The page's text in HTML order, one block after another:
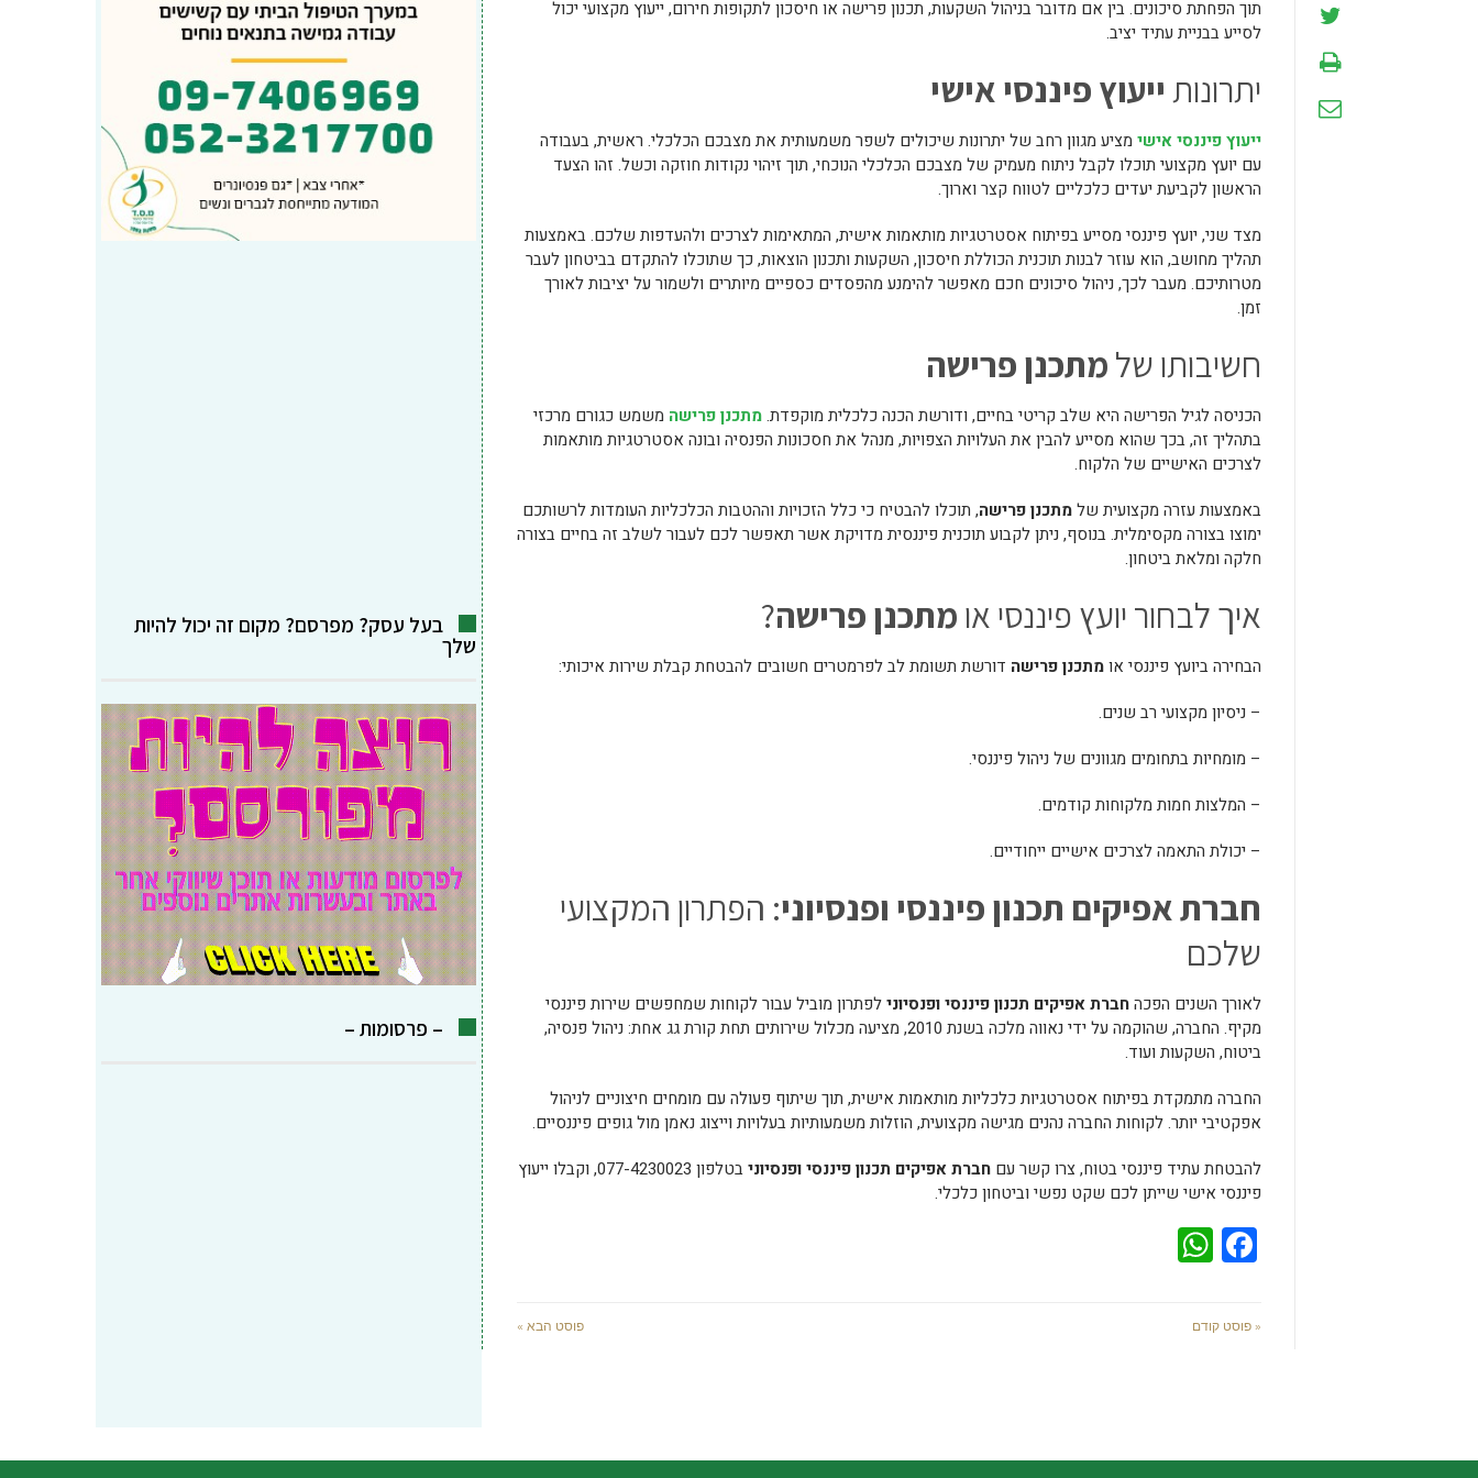
תוך הפחתת סיכונים. בין אם מדובר בניהול השקעות, תכנון פרישה או חיסכון לתקופות חירום, ייעוץ מקצועי יכול
לסייע בבניית עתיד יציב.
יתרונותייעוץ פיננסי אישי
ייעוץ פיננסי אישי מציע מגוון רחב של יתרונות שיכולים לשפר משמעותית את מצבכם הכלכלי. ראשית, בעבודה
עם יועץ מקצועי תוכלו לקבל ניתוח מעמיק של מצבכם הכלכלי הנוכחי, תוך זיהוי נקודות חוזקה וכשל. זהו הצעד
הראשון לקביעת יעדים כלכליים לטווח קצר וארוך.
מצד שני, יועץ פיננסי מסייע בפיתוח אסטרטגיות מותאמות אישית, המתאימות לצרכים ולהעדפות שלכם. באמצעות
תהליך מחושב, הוא עוזר לבנות תוכנית הכוללת חיסכון, השקעות ותכנון הוצאות, כך שתוכלו להתקדם בביטחון לעבר
מטרותיכם. מעבר לכך, ניהול סיכונים חכם מאפשר להימנע מהפסדים כספיים מיותרים ולשמור על יציבות לאורך
זמן.
חשיבותו שלמתכנן פרישה
הכניסה לגיל הפרישה היא שלב קריטי בחיים, ודורשת הכנה כלכלית מוקפדת.מתכנן פרישה משמש כגורם מרכזי
בתהליך זה, בכך שהוא מסייע להבין את העלויות הצפויות, מנהל את חסכונות הפנסיה ובונה אסטרטגיות מותאמות
לצרכים האישיים של הלקוח.
באמצעות עזרה מקצועית שלמתכנן פרישה, תוכלו להבטיח כי כלל הזכויות וההטבות הכלכליות העומדות לרשותכם
ימוצו בצורה מקסימלית. בנוסף, ניתן לקבוע תוכנית פיננסית מדויקת אשר תאפשר לכם לעבור לשלב זה בחיים בצורה
חלקה ומלאת ביטחון.
איך לבחור יועץ פיננסי אומתכנן פרישה?
הבחירה ביועץ פיננסי אומתכנן פרישה דורשת תשומת לב לפרמטרים חשובים להבטחת קבלת שירות איכותי:
– ניסיון מקצועי רב שנים.
– מומחיות בתחומים מגוונים של ניהול פיננסי.
– המלצות חמות מלקוחות קודמים.
– יכולת התאמה לצרכים אישיים ייחודיים.
חברת אפיקים תכנון פיננסי ופנסיוני: הפתרון המקצועי
שלכם
לאורך השנים הפכהחברת אפיקים תכנון פיננסי ופנסיונילפתרון מוביל עבור לקוחות שמחפשים שירות פיננסי
מקיף. החברה, שהוקמה על ידי נאווה מלכה בשנת 2010, מציעה מכלול שירותים תחת קורת גג אחת: ניהול פנסיה,
ביטוח, השקעות ועוד.
החברה מתמקדת בפיתוח אסטרטגיות כלכליות מותאמות אישית, תוך שיתוף פעולה עם מומחים חיצוניים לניהול
אפקטיבי יותר. לקוחות החברה נהנים מגישה מקצועית, הוזלות משמעותיות בעלויות וייצוג נאמן מול גופים פיננסיים.
להבטחת עתיד פיננסי בטוח, צרו קשר עםחברת אפיקים תכנון פיננסי ופנסיוני
בטלפון 077-4230023, וקבלו ייעוץ
פיננסי אישי שייתן לכם שקט נפשי וביטחון כלכלי.
Facebook
« פוסט קודם פוסט הבא »
בעל עסק? מפרסם? מקום זה יכול להיות
שלך
– פרסומות –